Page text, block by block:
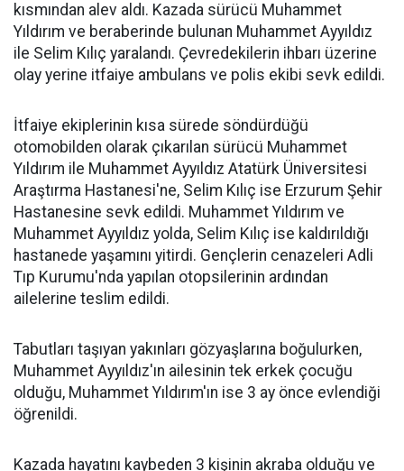
kısmından alev aldı. Kazada sürücü Muhammet
Yıldırım ve beraberinde bulunan Muhammet Ayyıldız
ile Selim Kılıç yaralandı. Çevredekilerin ihbarı üzerine
olay yerine itfaiye ambulans ve polis ekibi sevk edildi.
İtfaiye ekiplerinin kısa sürede söndürdüğü
otomobilden olarak çıkarılan sürücü Muhammet
Yıldırım ile Muhammet Ayyıldız Atatürk Üniversitesi
Araştırma Hastanesi'ne, Selim Kılıç ise Erzurum Şehir
Hastanesine sevk edildi. Muhammet Yıldırım ve
Muhammet Ayyıldız yolda, Selim Kılıç ise kaldırıldığı
hastanede yaşamını yitirdi. Gençlerin cenazeleri Adli
Tıp Kurumu'nda yapılan otopsilerinin ardından
ailelerine teslim edildi.
Tabutları taşıyan yakınları gözyaşlarına boğulurken,
Muhammet Ayyıldız'ın ailesinin tek erkek çocuğu
olduğu, Muhammet Yıldırım'ın ise 3 ay önce evlendiği
öğrenildi.
Kazada hayatını kaybeden 3 kişinin akraba olduğu ve